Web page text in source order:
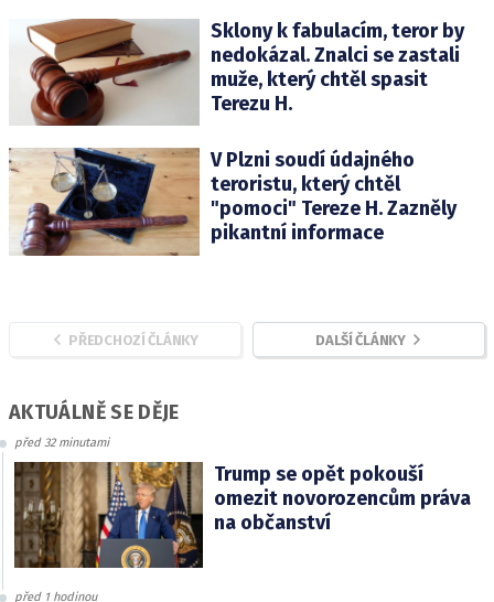
Sklony k fabulacím, teror by
nedokázal. Znalci se zastali
muže, který chtěl spasit
Terezu H.
V Plzni soudí údajného
teroristu, který chtěl
"pomoci" Tereze H. Zazněly
pikantní informace
PŘEDCHOZÍ ČLÁNKY DALŠÍ ČLÁNKY
AKTUÁLNĚ SE DĚJE
před 32 minutami
Trump se opět pokouší
omezit novorozencům práva
na občanství
před 1 hodinou